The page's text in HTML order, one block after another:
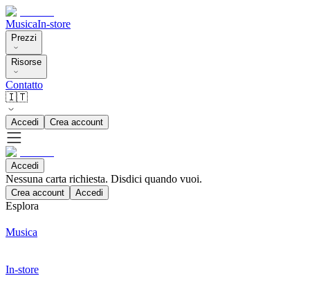
MusicaIn-store
Prezzi
Risorse
Contatto
🇮🇹
Accedi Crea account
Accedi
Nessuna carta richiesta. Disdici quando vuoi.
Crea account Accedi
Esplora
Musica
In-store